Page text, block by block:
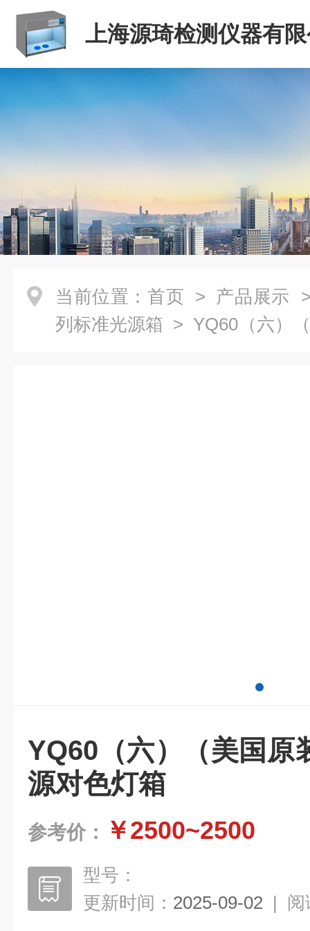
上海源琦检测仪器有
当前位置： 首页 > 产品展示
列标准光源箱 > YQ60（六）
YQ60（六）（美国原
源对色灯箱
参考价： ￥2500~2500
型号：
更新时间： 2025-09-02 | 阅